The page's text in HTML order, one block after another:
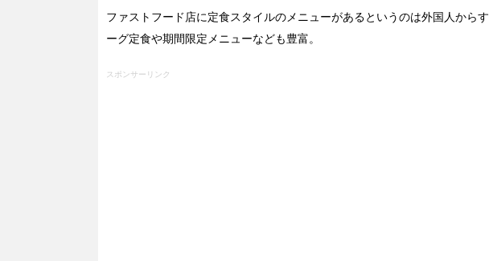
ファストフード店に定食スタイルのメニューがあるというのは外国人から
ーグ定食や期間限定メニューなども豊富。
スポンサーリンク